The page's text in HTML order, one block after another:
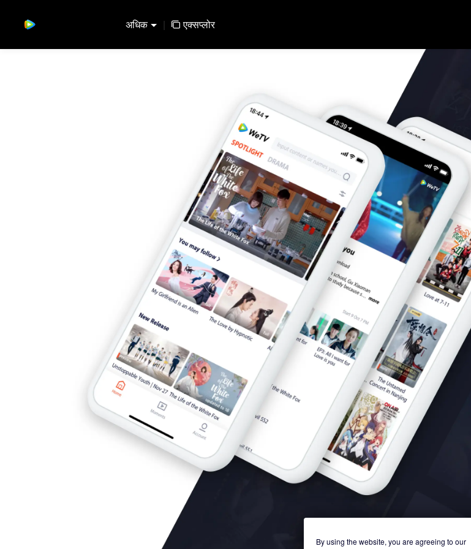
अधिक | एक्सप्लोर
By using the website, you are agreeing to our